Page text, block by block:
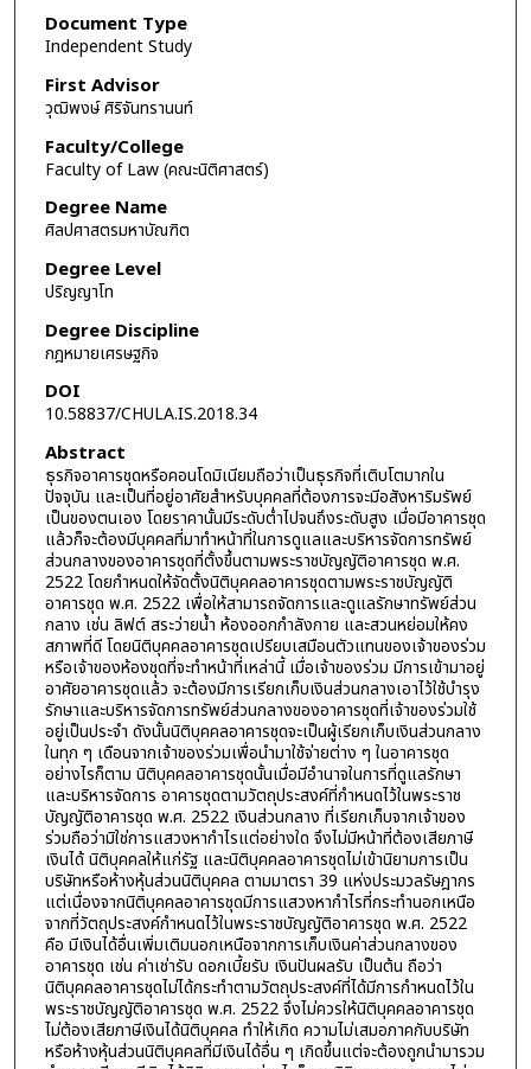
Document Type
Independent Study
First Advisor
วุฒิพงษ์ ศิริจันทรานนท์
Faculty/College
Faculty of Law (คณะนิติศาสตร์)
Degree Name
ศิลปศาสตรมหาบัณฑิต
Degree Level
ปริญญาโท
Degree Discipline
กฎหมายเศรษฐกิจ
DOI
10.58837/CHULA.IS.2018.34
Abstract
ธุรกิจอาคารชุดหรือคอนโดมิเนียมถือว่าเป็นธุรกิจที่เติบโตมากใน
ปัจจุบัน และเป็นที่อยู่อาศัยสำหรับบุคคลที่ต้องการจะมีอสังหาริมรัพย์
เป็นของตนเอง โดยราคานั้นมีระดับต่ำไปจนถึงระดับสูง เมื่อมีอาคารชุด
แล้วก็จะต้องมีบุคคลที่มาทำหน้าที่ในการดูแลและบริหารจัดการทรัพย์
ส่วนกลางของอาคารชุดที่ตั้งขึ้นตามพระราชบัญญัติอาคารชุด พ.ศ.
2522 โดยกำหนดให้จัดตั้งนิติบุคคลอาคารชุดตามพระราชบัญญัติ
อาคารชุด พ.ศ. 2522 เพื่อให้สามารถจัดการและดูแลรักษาทรัพย์ส่วน
กลาง เช่น ลิฟต์ สระว่ายน้ำ ห้องออกกำลังกาย และสวนหย่อมให้คง
สภาพที่ดี โดยนิติบุคคลอาคารชุดเปรียบเสมือนตัวแทนของเจ้าของร่วม
หรือเจ้าของห้องชุดที่จะทำหน้าที่เหล่านี้ เมื่อเจ้าของร่วม มีการเข้ามาอยู่
อาศัยอาคารชุดแล้ว จะต้องมีการเรียกเก็บเงินส่วนกลางเอาไว้ใช้บำรุง
รักษาและบริหารจัดการทรัพย์ส่วนกลางของอาคารชุดที่เจ้าของร่วมใช้
อยู่เป็นประจำ ดังนั้นนิติบุคคลอาคารชุดจะเป็นผู้เรียกเก็บเงินส่วนกลาง
ในทุก ๆ เดือนจากเจ้าของร่วมเพื่อนำมาใช้จ่ายต่าง ๆ ในอาคารชุด
อย่างไรก็ตาม นิติบุคคลอาคารชุดนั้นเมื่อมีอำนาจในการที่ดูแลรักษา
และบริหารจัดการ อาคารชุดตามวัตถุประสงค์ที่กำหนดไว้ในพระราช
บัญญัติอาคารชุด พ.ศ. 2522 เงินส่วนกลาง ที่เรียกเก็บจากเจ้าของ
ร่วมถือว่ามิใช่การแสวงหากำไรแต่อย่างใด จึงไม่มีหน้าที่ต้องเสียภาษี
เงินได้ นิติบุคคลให้แก่รัฐ และนิติบุคคลอาคารชุดไม่เข้านิยามการเป็น
บริษัทหรือห้างหุ้นส่วนนิติบุคคล ตามมาตรา 39 แห่งประมวลรัษฎากร
แต่เนื่องจากนิติบุคคลอาคารชุดมีการแสวงหากำไรที่กระทำนอกเหนือ
จากที่วัตถุประสงค์กำหนดไว้ในพระราชบัญญัติอาคารชุด พ.ศ. 2522
คือ มีเงินได้อื่นเพิ่มเติมนอกเหนือจากการเก็บเงินค่าส่วนกลางของ
อาคารชุด เช่น ค่าเช่ารับ ดอกเบี้ยรับ เงินปันผลรับ เป็นต้น ถือว่า
นิติบุคคลอาคารชุดไม่ได้กระทำตามวัตถุประสงค์ที่ได้มีการกำหนดไว้ใน
พระราชบัญญัติอาคารชุด พ.ศ. 2522 จึงไม่ควรให้นิติบุคคลอาคารชุด
ไม่ต้องเสียภาษีเงินได้นิติบุคคล ทำให้เกิด ความไม่เสมอภาคกับบริษัท
หรือห้างหุ้นส่วนนิติบุคคลที่มีเงินได้อื่น ๆ เกิดขึ้นแต่จะต้องถูกนำมารวม